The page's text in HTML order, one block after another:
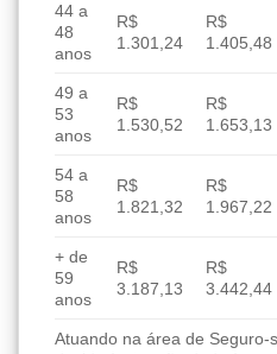
44 a
48
anos
R$
1.301,24
R$
1.405,48
49 a
53
anos
R$
1.530,52
R$
1.653,13
54 a
58
anos
R$
1.821,32
R$
1.967,22
+ de
59
anos
R$
3.187,13
R$
3.442,44
Atuando na área de